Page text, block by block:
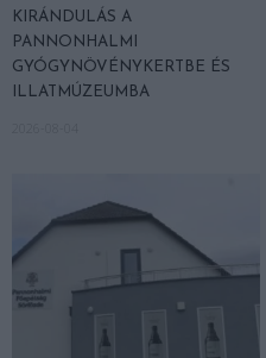
KIRÁNDULÁS A
PANNONHALMI
GYÓGYNÖVÉNYKERTBE ÉS
ILLATMÚZEUMBA